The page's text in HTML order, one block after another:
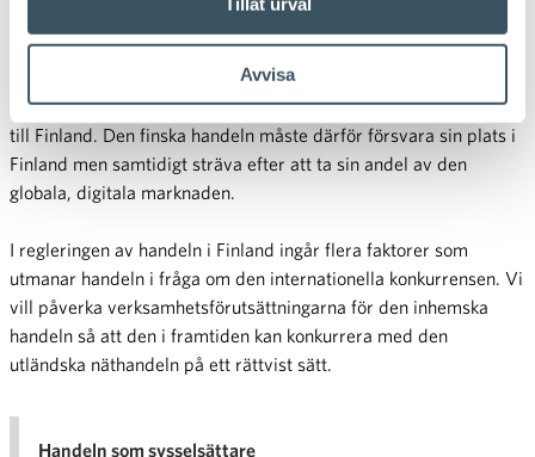
Avvisa
De stora, globala aktörerna inom den ständigt växande
näthandeln avgör nivån för verksamheten. Det kommer också
hela tiden internationella framgångskoncept för fysiska butiker
till Finland. Den finska handeln måste därför försvara sin plats i
Finland men samtidigt sträva efter att ta sin andel av den
globala, digitala marknaden.
I regleringen av handeln i Finland ingår flera faktorer som
utmanar handeln i fråga om den internationella konkurrensen. Vi
vill påverka verksamhetsförutsättningarna för den inhemska
handeln så att den i framtiden kan konkurrera med den
utländska näthandeln på ett rättvist sätt.
Handeln som sysselsättare